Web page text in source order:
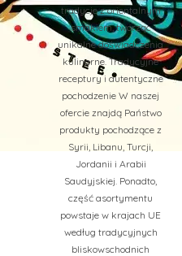
tradycje z orientalnym
smakiem, tworząc
unikalne doświadczenia
kulinarne. Tradycyjne
receptury i autentyczne
pochodzenie W naszej
ofercie znajdą Państwo
produkty pochodzące z
Syrii, Libanu, Turcji,
Jordanii i Arabii
Saudyjskiej. Ponadto,
część asortymentu
powstaje w krajach UE
według tradycyjnych
bliskowschodnich